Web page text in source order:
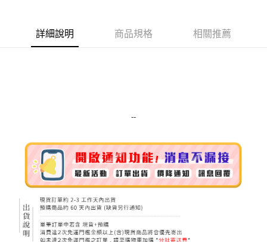
街口支付
全家取貨付款
每筆NT$80，滿NT$999(含以上)免運費
每筆NT$80，滿NT$999(含以上)免運費
7-11取貨付款
詳細說明 商品規格 相關推薦
--